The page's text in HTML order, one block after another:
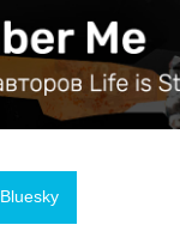
Bluesky